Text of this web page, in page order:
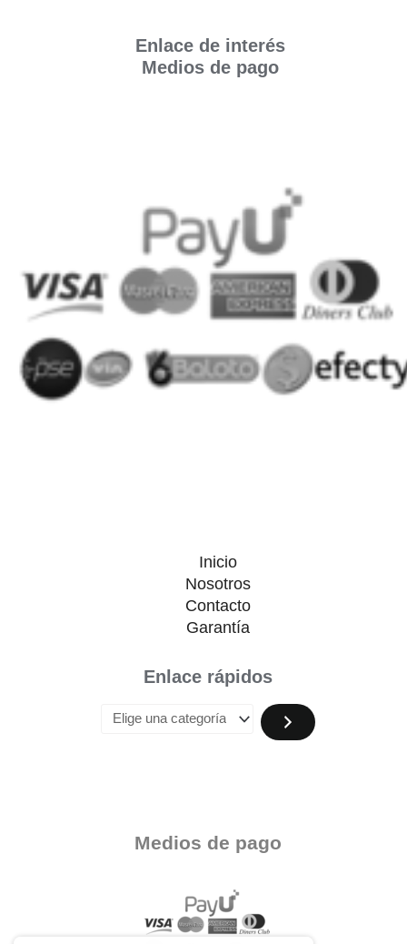
Enlace de interés
Medios de pago
Inicio
Nosotros
Contacto
Garantía
Enlace rápidos
Medios de pago